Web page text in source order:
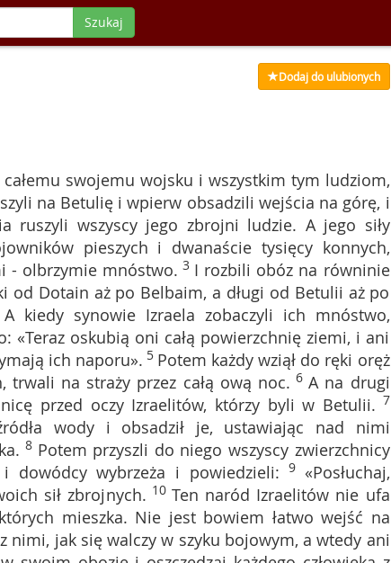
Szukaj
Dodaj do ulubionych
swojemu wojsku i wszystkim tym ludziom,
na Betulię i wpierw obsadzili wejścia na górę, i
ruszyli wszyscy jego zbrojni ludzie. A jego siły
pieszych i dwanaście tysięcy konnych,
- olbrzymie mnóstwo. 3 I rozbili obóz na równinie
od Dotain aż po Belbaim, a długi od Betulii aż po
A kiedy synowie Izraela zobaczyli ich mnóstwo,
oskubią oni całą powierzchnię ziemi, i ani
ich naporu». 5 Potem każdy wziął do ręki oręż
na straży przez całą ową noc. 6 A na drugi
przed oczy Izraelitów, którzy byli w Betulii. 7
wody i obsadził je, ustawiając nad nimi
8 Potem przyszli do niego wszyscy zwierzchnicy
dowódcy wybrzeża i powiedzieli: 9 «Posłuchaj,
sił zbrojnych. 10 Ten naród Izraelitów nie ufa
mieszka. Nie jest bowiem łatwo wejść na
nimi, jak się walczy w szyku bojowym, a wtedy ani